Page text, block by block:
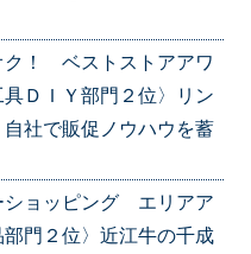
ク！ ベストストアアワ
ＤＩＹ部門２位〉リン
社で販促ノウハウを蓄
ショッピング エリアア
門２位〉近江牛の千成